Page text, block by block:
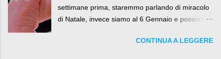
settimane prima, staremmo parlando di miracolo
di Natale, invece siamo al 6 Gennaio e possiamo
e la Befana, visto il lieto epilogo della vicenda.
CONTINUA A LEGGERE